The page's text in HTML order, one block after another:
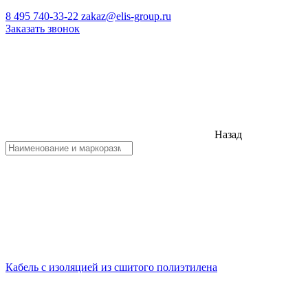
8 495 740-33-22 zakaz@elis-group.ru
Заказать звонок
Назад
Кабель с изоляцией из сшитого полиэтилена